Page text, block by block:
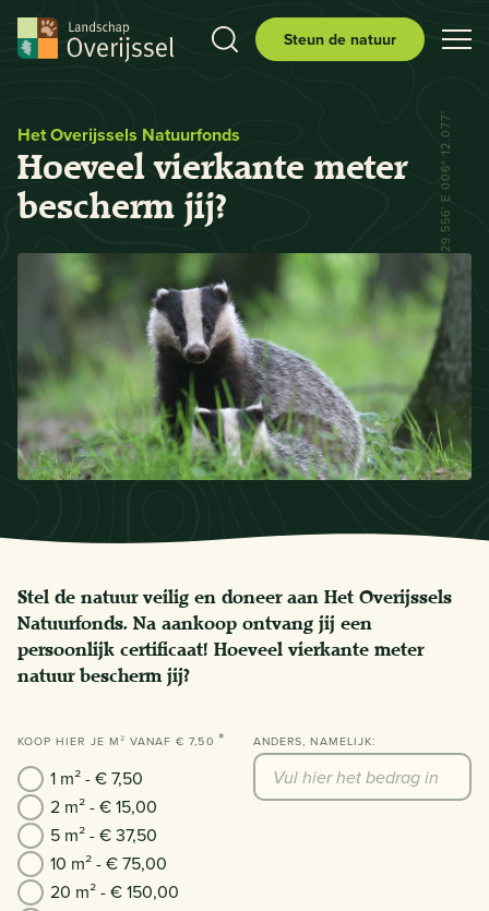
Steun de natuur
Het Overijssels Natuurfonds
Hoeveel vierkante meter
bescherm jij?
N 52° 29.556' E 006° 12.077'
Stel de natuur veilig en doneer aan Het Overijssels
Natuurfonds. Na aankoop ontvang jij een
persoonlijk certificaat! Hoeveel vierkante meter
natuur bescherm jij?
KOOP HIER JE M² VANAF € 7,50
1 m² - € 7,50
2 m² - € 15,00
5 m² - € 37,50
10 m² - € 75,00
20 m² - € 150,00
ANDERS, NAMELIJK:
PHONE